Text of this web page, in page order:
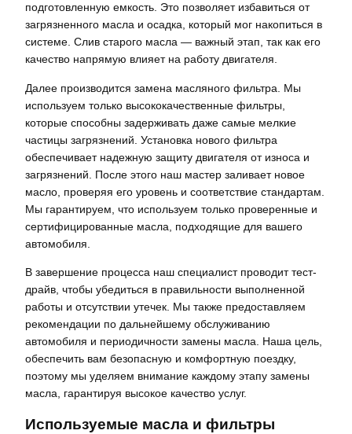
подготовленную емкость. Это позволяет избавиться от
загрязненного масла и осадка, который мог накопиться в
системе. Слив старого масла — важный этап, так как его
качество напрямую влияет на работу двигателя.
Далее производится замена масляного фильтра. Мы
используем только высококачественные фильтры,
которые способны задерживать даже самые мелкие
частицы загрязнений. Установка нового фильтра
обеспечивает надежную защиту двигателя от износа и
загрязнений. После этого наш мастер заливает новое
масло, проверяя его уровень и соответствие стандартам.
Мы гарантируем, что используем только проверенные и
сертифицированные масла, подходящие для вашего
автомобиля.
В завершение процесса наш специалист проводит тест-
драйв, чтобы убедиться в правильности выполненной
работы и отсутствии утечек. Мы также предоставляем
рекомендации по дальнейшему обслуживанию
автомобиля и периодичности замены масла. Наша цель,
обеспечить вам безопасную и комфортную поездку,
поэтому мы уделяем внимание каждому этапу замены
масла, гарантируя высокое качество услуг.
Используемые масла и фильтры